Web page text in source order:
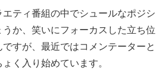
ティ番組の中でシュールなポジシ
うか、笑いにフォーカスした立ち位
すが、最近ではコメンテーターと
く入り始めています。